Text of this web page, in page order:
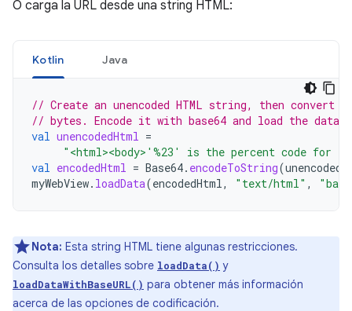
O carga la URL desde una string HTML:
Kotlin Java
// Create an unencoded HTML string, then convert
// bytes. Encode it with base64 and load the data.
val unencodedHtml =
"<html><body>'%23' is the percent code for
val encodedHtml = Base64. encodeToString(
myWebView. loadData(encodedHtml, "text/html" ,
Nota: Esta string HTML tiene algunas restricciones.
Consulta los detalles sobre loadData() y
loadDataWithBaseURL() para obtener más información
acerca de las opciones de codificación.